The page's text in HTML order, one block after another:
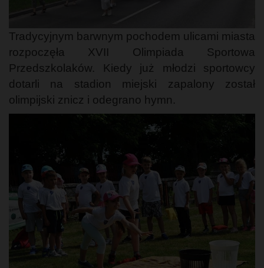
Tradycyjnym barwnym pochodem ulicami miasta
rozpoczęła XVII Olimpiada Sportowa
Przedszkolaków. Kiedy już młodzi sportowcy
dotarli na stadion miejski zapalony został
olimpijski znicz i odegrano hymn.